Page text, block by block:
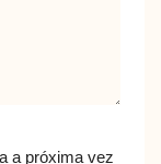
a próxima vez